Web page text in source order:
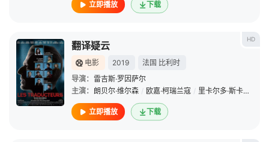
立即播放 下载
HD
翻译疑云
电影 2019 法国 比利时
导演： 雷吉斯·罗因萨尔
主演： 朗贝尔·维尔森 / 欧嘉·柯瑞兰寇 / 里卡尔多·斯卡马奇奥
立即播放 下载